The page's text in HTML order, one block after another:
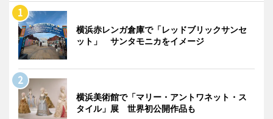
横浜赤レンガ倉庫で「レッドブリックサンセ
ット」 サンタモニカをイメージ
横浜美術館で「マリー・アントワネット・ス
タイル」展 世界初公開作品も